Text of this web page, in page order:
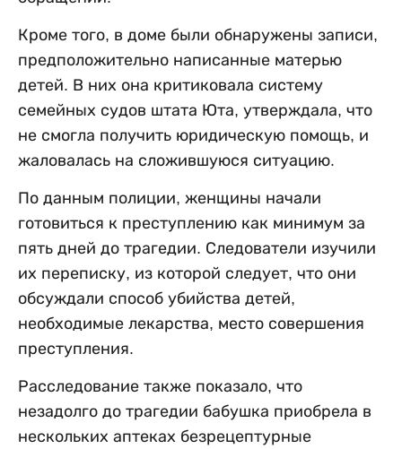
Кроме того, в доме были обнаружены записи,
предположительно написанные матерью
детей. В них она критиковала систему
семейных судов штата Юта, утверждала, что
не смогла получить юридическую помощь, и
жаловалась на сложившуюся ситуацию.
По данным полиции, женщины начали
готовиться к преступлению как минимум за
пять дней до трагедии. Следователи изучили
их переписку, из которой следует, что они
обсуждали способ убийства детей,
необходимые лекарства, место совершения
преступления.
Расследование также показало, что
незадолго до трагедии бабушка приобрела в
нескольких аптеках безрецептурные